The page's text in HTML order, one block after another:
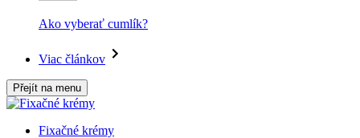
Ako vyberať cumlík?
Viac článkov
Přejít na menu
Fixačné krémy